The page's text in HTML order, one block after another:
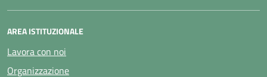
AREA ISTITUZIONALE
Lavora con noi
Organizzazione